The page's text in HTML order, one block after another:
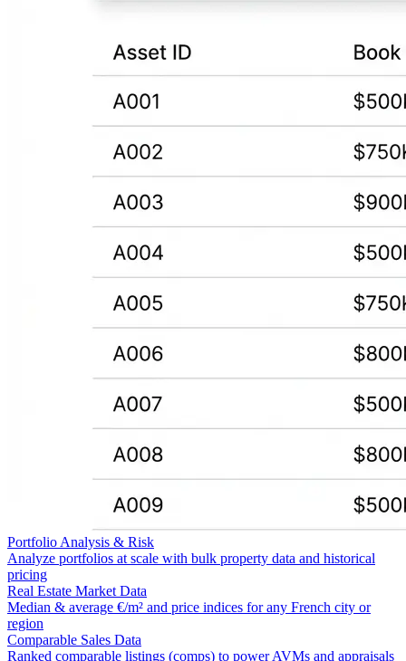
Portfolio Analysis & Risk
Analyze portfolios at scale with bulk property data and historical
pricing
Real Estate Market Data
Median & average €/m² and price indices for any French city or
region
Comparable Sales Data
Ranked comparable listings (comps) to power AVMs and appraisals